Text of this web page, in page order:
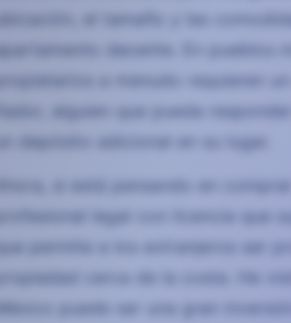
apartamento decente. En pueblos
propietarios a menudo requieren
fiador, alguien que pueda
un depósito adicional en su lugar.
Ahora, si está pensando en
profesional legal con licencia que
que permite a los extranjeros ser
propiedad cerca de la costa. He
México puede ser una gran